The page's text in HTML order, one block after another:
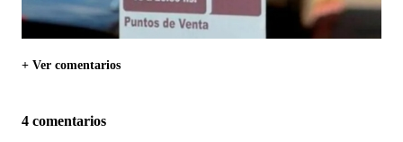
+ Ver comentarios
4 comentarios